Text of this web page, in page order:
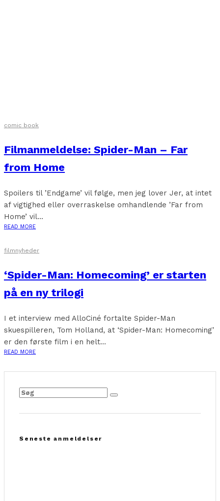
comic book
Filmanmeldelse: Spider-Man – Far
from Home
Spoilers til ’Endgame’ vil følge, men jeg lover Jer, at intet
af vigtighed eller overraskelse omhandlende ’Far from
Home’ vil...
READ MORE
filmnyheder
‘Spider-Man: Homecoming’ er starten
på en ny trilogi
I et interview med AlloCiné fortalte Spider-Man
skuespilleren, Tom Holland, at ‘Spider-Man: Homecoming’
er den første film i en helt...
READ MORE
Seneste anmeldelser